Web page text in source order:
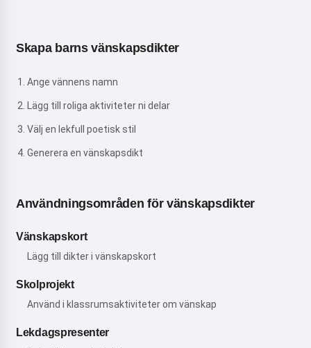
Skapa barns vänskapsdikter
Ange vännens namn
Lägg till roliga aktiviteter ni delar
Välj en lekfull poetisk stil
Generera en vänskapsdikt
Användningsområden för vänskapsdikter
Vänskapskort
Lägg till dikter i vänskapskort
Skolprojekt
Använd i klassrumsaktiviteter om vänskap
Lekdagspresenter